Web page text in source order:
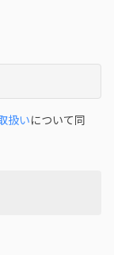
扱いについて同